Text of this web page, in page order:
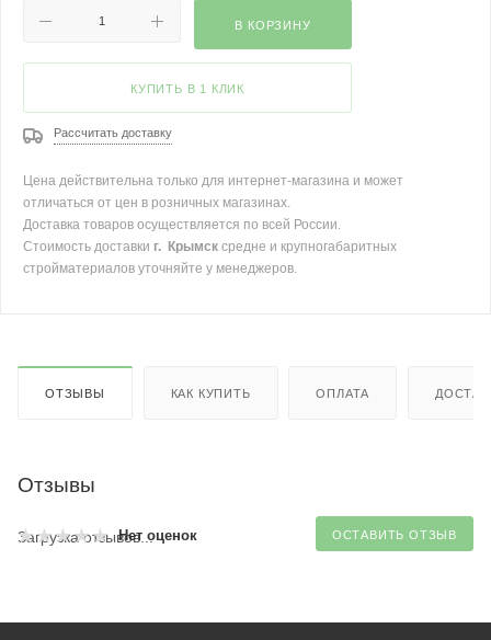
В КОРЗИНУ
КУПИТЬ В 1 КЛИК
Рассчитать доставку
Цена действительна только для интернет-магазина и может
отличаться от цен в розничных магазинах.
Доставка товаров осуществляется по всей России.
Стоимость доставки г. Крымск средне и крупногабаритных
стройматериалов уточняйте у менеджеров.
ОТЗЫВЫ КАК КУПИТЬ ОПЛАТА
Отзывы
Нет оценок ОСТАВИТЬ ОТЗЫВ
Загрузка отзывов...